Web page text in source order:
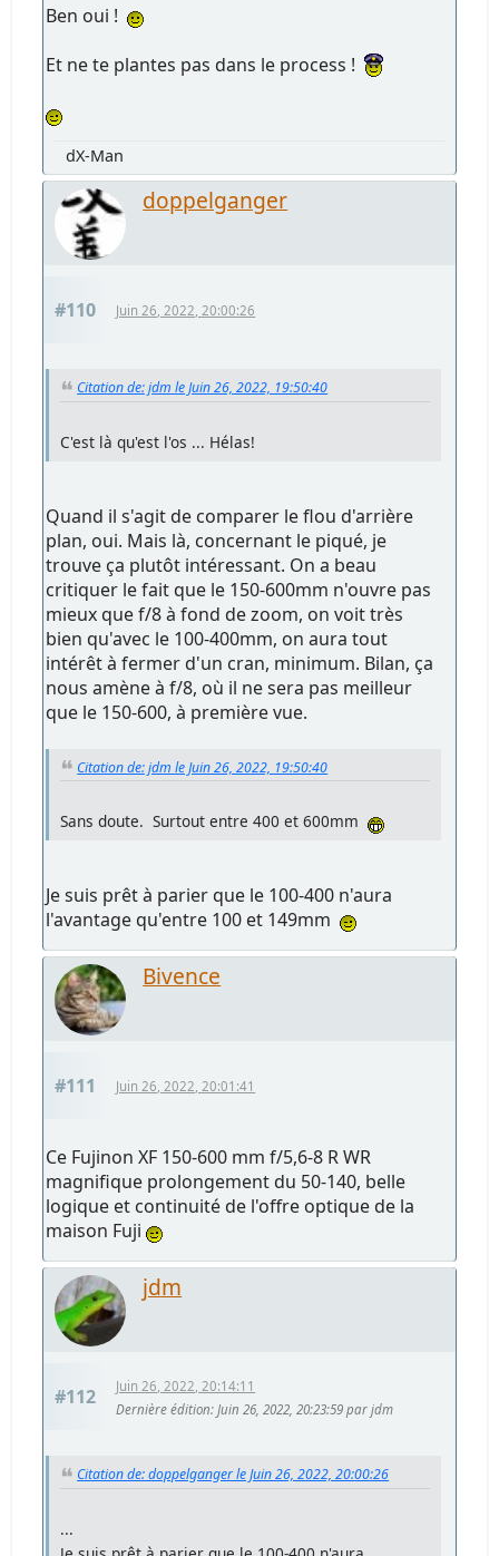
Ben oui !
Et ne te plantes pas dans le process !
dX-Man
doppelganger
#110 Juin 26, 2022, 20:00:26
Citation de: jdm le Juin 26, 2022, 19:50:40
C'est là qu'est l'os ... Hélas!
Quand il s'agit de comparer le flou d'arrière
plan, oui. Mais là, concernant le piqué, je
trouve ça plutôt intéressant. On a beau
critiquer le fait que le 150-600mm n'ouvre pas
mieux que f/8 à fond de zoom, on voit très
bien qu'avec le 100-400mm, on aura tout
intérêt à fermer d'un cran, minimum. Bilan, ça
nous amène à f/8, où il ne sera pas meilleur
que le 150-600, à première vue.
Citation de: jdm le Juin 26, 2022, 19:50:40
Sans doute. Surtout entre 400 et 600mm
Je suis prêt à parier que le 100-400 n'aura
l'avantage qu'entre 100 et 149mm
Bivence
#111 Juin 26, 2022, 20:01:41
Ce Fujinon XF 150-600 mm f/5,6-8 R WR
magnifique prolongement du 50-140, belle
logique et continuité de l'offre optique de la
maison Fuji
jdm
#112
Juin 26, 2022, 20:14:11
Dernière édition: Juin 26, 2022, 20:23:59 par jdm
Citation de: doppelganger le Juin 26, 2022, 20:00:26
...